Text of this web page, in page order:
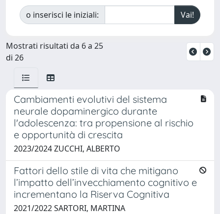
o inserisci le iniziali:
Mostrati risultati da 6 a 25
di 26
Cambiamenti evolutivi del sistema
neurale dopaminergico durante
l'adolescenza: tra propensione al rischio
e opportunità di crescita
2023/2024 ZUCCHI, ALBERTO
Fattori dello stile di vita che mitigano
l’impatto dell’invecchiamento cognitivo e
incrementano la Riserva Cognitiva
2021/2022 SARTORI, MARTINA